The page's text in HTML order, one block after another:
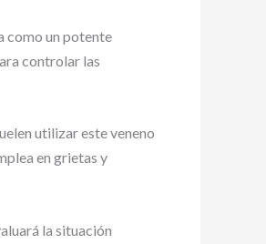
como un potente
controlar las
utilizar este veneno
en grietas y
la situación